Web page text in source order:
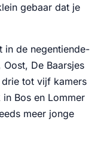
gebaar dat je
in de negentiende-
Oost, De Baarsjes
tot vijf kamers
Bos en Lommer
meer jonge